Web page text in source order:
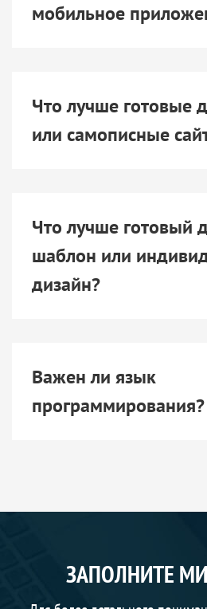
мобильное
Что лучше готовые
или самописные
Что лучше готовый
шаблон или
дизайн?
Важен ли язык
программирования?
ЗАПОЛНИТЕ